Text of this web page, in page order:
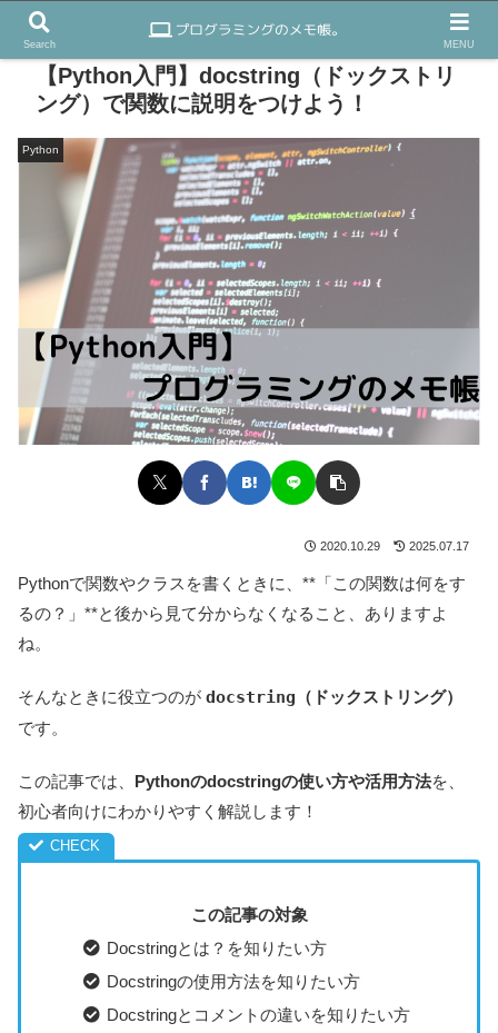
【Python入門】docstring（ドックストリ
ング）で関数に説明をつけよう！
Python
2020.10.29 2025.07.17
Pythonで関数やクラスを書くときに、**「この関数は何をす
るの？」**と後から見て分からなくなること、ありますよ
ね。
そんなときに役立つのが docstring（ドックストリング）
です。
この記事では、 Pythonのdocstringの使い方や活用方法を、
初心者向けにわかりやすく解説します！
この記事の対象
Docstringとは？を知りたい方
Docstringの使用方法を知りたい方
Docstringとコメントの違いを知りたい方
Search MENU